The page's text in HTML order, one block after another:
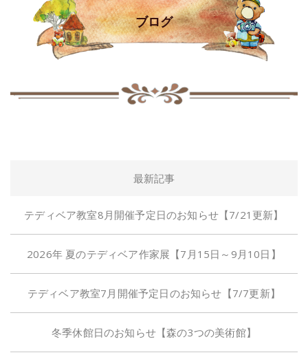
ブログ
最新記事
テディベア教室8月開催予定日のお知らせ【7/21更新】
2026年 夏のテディベア作家展【7月15日～9月10日】
テディベア教室7月開催予定日のお知らせ【7/7更新】
冬季休館日のお知らせ【森の3つの美術館】